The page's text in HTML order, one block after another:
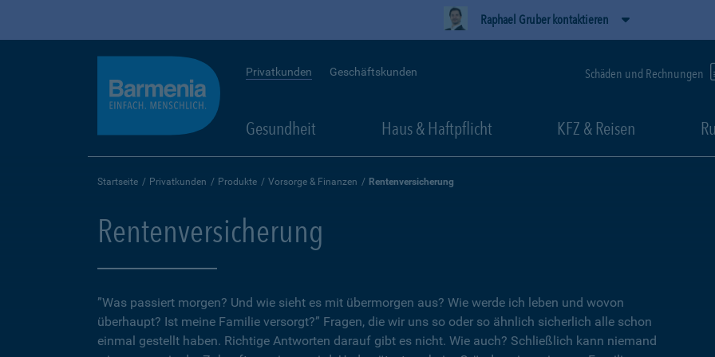
Raphael Gruber kontaktieren
Privatkunden Geschäftskunden Schäden und Rechnungen
Gesundheit Haus & Haftpflicht KFZ & Reisen
Startseite Privatkunden Produkte Vorsorge & Finanzen Rentenversicherung
Rentenversicherung
”Was passiert morgen? Und wie sieht es mit übermorgen aus? Wie werde ich leben und wovon
überhaupt? Ist meine Familie versorgt?” Fragen, die wir uns so oder so ähnlich sicherlich alle schon
einmal gestellt haben. Richtige Antworten darauf gibt es nicht. Wie auch? Schließlich kann niemand